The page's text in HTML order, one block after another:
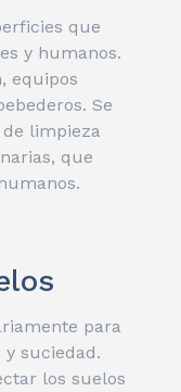
que
y humanos.
equipos
Se
limpieza
que
para
suciedad.
los suelos